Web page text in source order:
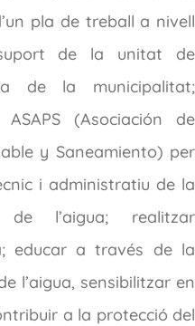
pla de treball a nivell
de la unitat de
de la municipalitat;
(Asociación de
y Saneamiento) per
i administratiu de la
de l’aigua; realitzar
educar a través de la
l’aigua, sensibilitzar en
a la protecció del